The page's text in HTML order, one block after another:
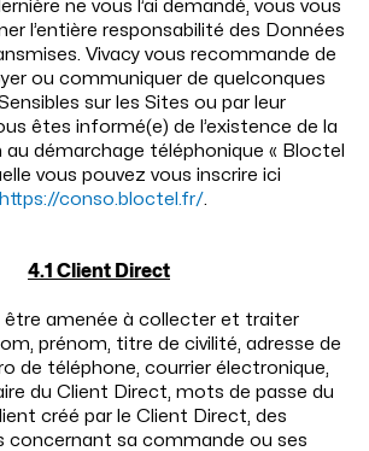
ne vous l’ai demandé, vous vous
l’entière responsabilité des Données
Vivacy vous recommande de
ou communiquer de quelconques
sur les Sites ou par leur
êtes informé(e) de l’existence de la
au démarchage téléphonique « Bloctel
vous pouvez vous inscrire ici
https://conso.bloctel.fr/.
4.1 Client Direct
être amenée à collecter et traiter
prénom, titre de civilité, adresse de
de téléphone, courrier électronique,
du Client Direct, mots de passe du
créé par le Client Direct, des
concernant sa commande ou ses